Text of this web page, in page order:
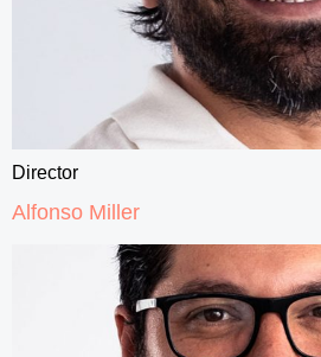
Director
Alfonso Miller